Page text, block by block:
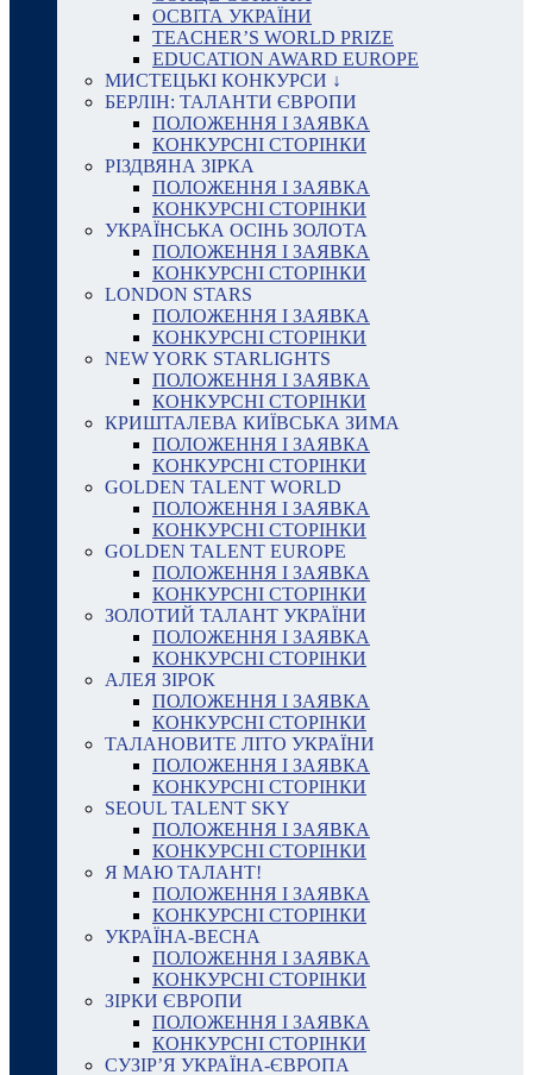
ОСВІТА УКРАЇНИ
TEACHER’S WORLD PRIZE
EDUCATION AWARD EUROPE
МИСТЕЦЬКІ КОНКУРСИ ↓
БЕРЛІН: ТАЛАНТИ ЄВРОПИ
ПОЛОЖЕННЯ І ЗАЯВКА
КОНКУРСНІ СТОРІНКИ
РІЗДВЯНА ЗІРКА
ПОЛОЖЕННЯ І ЗАЯВКА
КОНКУРСНІ СТОРІНКИ
УКРАЇНСЬКА ОСІНЬ ЗОЛОТА
ПОЛОЖЕННЯ І ЗАЯВКА
КОНКУРСНІ СТОРІНКИ
LONDON STARS
ПОЛОЖЕННЯ І ЗАЯВКА
КОНКУРСНІ СТОРІНКИ
NEW YORK STARLIGHTS
ПОЛОЖЕННЯ І ЗАЯВКА
КОНКУРСНІ СТОРІНКИ
КРИШТАЛЕВА КИЇВСЬКА ЗИМА
ПОЛОЖЕННЯ І ЗАЯВКА
КОНКУРСНІ СТОРІНКИ
GOLDEN TALENT WORLD
ПОЛОЖЕННЯ І ЗАЯВКА
КОНКУРСНІ СТОРІНКИ
GOLDEN TALENT EUROPE
ПОЛОЖЕННЯ І ЗАЯВКА
КОНКУРСНІ СТОРІНКИ
ЗОЛОТИЙ ТАЛАНТ УКРАЇНИ
ПОЛОЖЕННЯ І ЗАЯВКА
КОНКУРСНІ СТОРІНКИ
АЛЕЯ ЗІРОК
ПОЛОЖЕННЯ І ЗАЯВКА
КОНКУРСНІ СТОРІНКИ
ТАЛАНОВИТЕ ЛІТО УКРАЇНИ
ПОЛОЖЕННЯ І ЗАЯВКА
КОНКУРСНІ СТОРІНКИ
SEOUL TALENT SKY
ПОЛОЖЕННЯ І ЗАЯВКА
КОНКУРСНІ СТОРІНКИ
Я МАЮ ТАЛАНТ!
ПОЛОЖЕННЯ І ЗАЯВКА
КОНКУРСНІ СТОРІНКИ
УКРАЇНА-ВЕСНА
ПОЛОЖЕННЯ І ЗАЯВКА
КОНКУРСНІ СТОРІНКИ
ЗІРКИ ЄВРОПИ
ПОЛОЖЕННЯ І ЗАЯВКА
КОНКУРСНІ СТОРІНКИ
СУЗІР’Я УКРАЇНА-ЄВРОПА